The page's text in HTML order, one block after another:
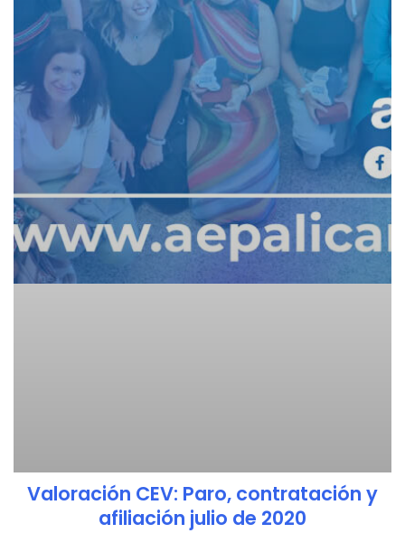
Valoración CEV: Paro, contratación y
afiliación julio de 2020